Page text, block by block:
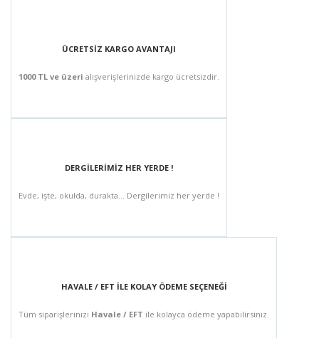
ÜCRETSİZ KARGO AVANTAJI
1000 TL ve üzeri alışverişlerinizde kargo ücretsizdir.
DERGİLERİMİZ HER YERDE !
Evde, işte, okulda, durakta... Dergilerimiz her yerde !
HAVALE / EFT İLE KOLAY ÖDEME SEÇENEĞİ
Tüm siparişlerinizi Havale / EFT ile kolayca ödeme yapabilirsiniz.